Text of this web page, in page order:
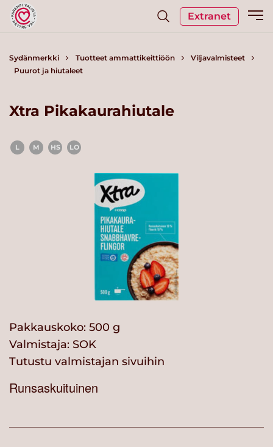
Extranet
Sydänmerkki Tuotteet ammattikeittiöön
Viljavalmisteet
Puurot ja hiutaleet
Xtra Pikakaurahiutale
L M HS LO
Pakkauskoko: 500 g
Valmistaja: SOK
Tutustu valmistajan sivuihin
Runsaskuituinen